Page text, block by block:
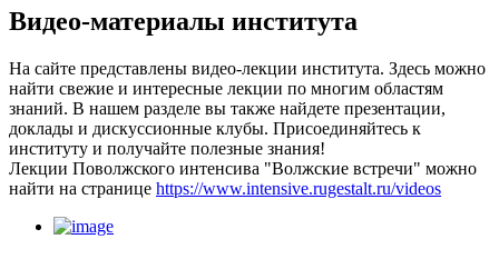
Видео-материалы института
На сайте представлены видео-лекции института. Здесь можно
найти свежие и интересные лекции по многим областям
знаний. В нашем разделе вы также найдете презентации,
доклады и дискуссионные клубы. Присоединяйтесь к
институту и получайте полезные знания!
Лекции Поволжского интенсива "Волжские встречи" можно
найти на странице https://www.intensive.rugestalt.ru/videos